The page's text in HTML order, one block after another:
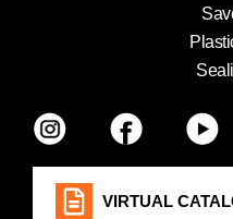
VIRTUAL